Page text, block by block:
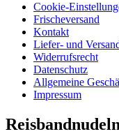
Cookie-
Frischeversand
Kontakt
Liefer- und
Widerrufsrecht
Datenschutz
Allgemeine
Impressum